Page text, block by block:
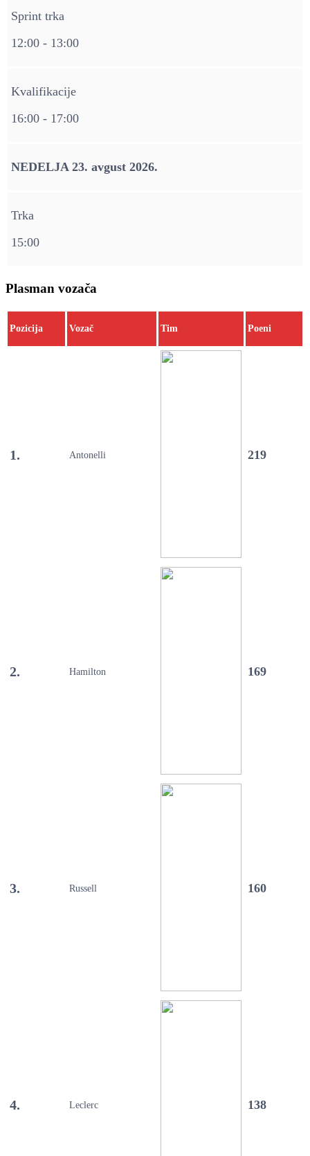
Sprint trka
12:00 - 13:00
Kvalifikacije
16:00 - 17:00
NEDELJA 23. avgust 2026.
Trka
15:00
Plasman vozača
Pozicija Vozač Tim Poeni
1. Antonelli 219
2. Hamilton 169
3. Russell 160
4. Leclerc 138